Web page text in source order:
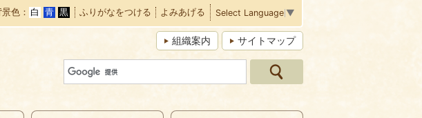
景色 白 青 黒 ふりがなをつける よみあげる Select Language ▼
組織案内 サイトマップ